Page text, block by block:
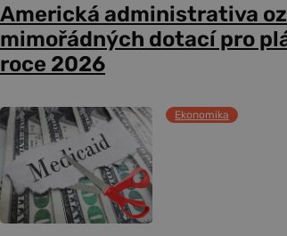
Americká administrativa
mimořádných dotací pro
roce 2026
Ekonomika